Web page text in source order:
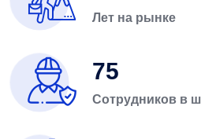
Лет на рынке
75
Сотрудников в